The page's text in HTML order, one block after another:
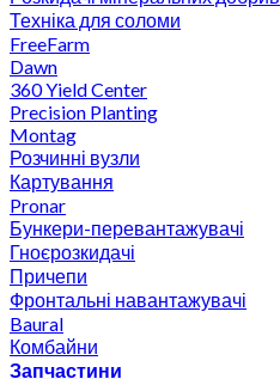
Техніка для соломи
FreeFarm
Dawn
360 Yield Center
Precision Planting
Montag
Розчинні вузли
Картування
Pronar
Бункери-перевантажувачі
Гноєрозкидачі
Причепи
Фронтальні навантажувачі
Baural
Комбайни
Запчастини